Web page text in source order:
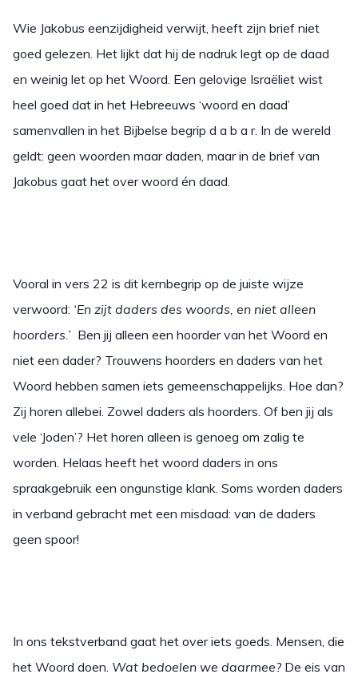
Wie Jakobus eenzijdigheid verwijt, heeft zijn brief niet
goed gelezen. Het lijkt dat hij de nadruk legt op de daad
en weinig let op het Woord. Een gelovige Israëliet wist
heel goed dat in het Hebreeuws ‘woord en daad’
samenvallen in het Bijbelse begrip d a b a r. In de wereld
geldt: geen woorden maar daden, maar in de brief van
Jakobus gaat het over woord én daad.
Vooral in vers 22 is dit kernbegrip op de juiste wijze
verwoord: ‘En zijt daders des woords, en niet alleen
hoorders.’ Ben jij alleen een hoorder van het Woord en
niet een dader? Trouwens hoorders en daders van het
Woord hebben samen iets gemeenschappelijks. Hoe dan?
Zij horen allebei. Zowel daders als hoorders. Of ben jij als
vele ‘Joden’? Het horen alleen is genoeg om zalig te
worden. Helaas heeft het woord daders in ons
spraakgebruik een ongunstige klank. Soms worden daders
in verband gebracht met een misdaad: van de daders
geen spoor!
In ons tekstverband gaat het over iets goeds. Mensen, die
het Woord doen. Wat bedoelen we daarmee?De eis van